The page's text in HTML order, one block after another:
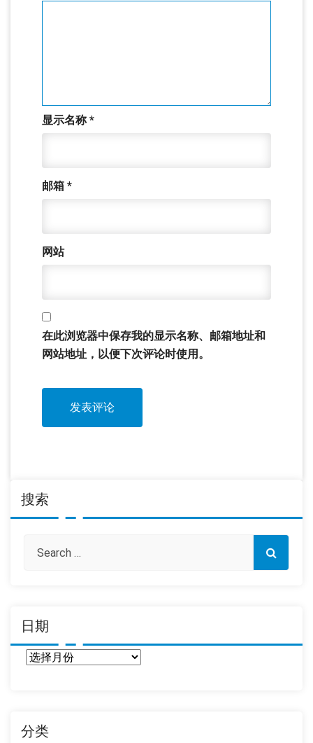
显示名称*
邮箱 *
网站
在此浏览器中保存我的显示名称、邮箱地址和
网站地址，以便下次评论时使用。
搜索
日期
分类